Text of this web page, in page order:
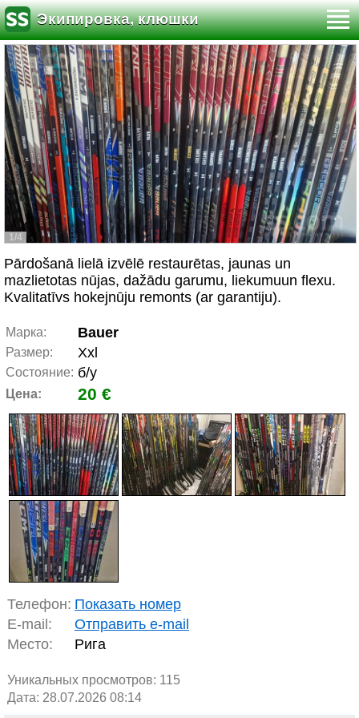
Экипировка, клюшки
1/4
Pārdošanā lielā izvēlē restaurētas, jaunas un
mazlietotas nūjas, dažādu garumu, liekumuun flexu.
Kvalitatīvs hokejnūju remonts (ar garantiju).
Марка: Bauer
Размер: Xxl
Состояние: б/у
Цена: 20 €
Телефон: Показать номер
E-mail:
Отправить e-mail
Место:
Рига
Уникальных просмотров: 115
Дата: 28.07.2026 08:14